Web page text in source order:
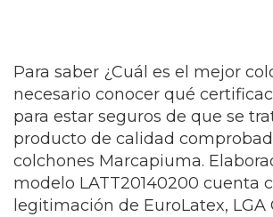
Para saber ¿Cuál es el mejor
necesario conocer qué
para estar seguros de que se
producto de calidad
colchones Marcapiuma.
modelo LATT20140200 cuenta
legitimación de EuroLatex, LGA